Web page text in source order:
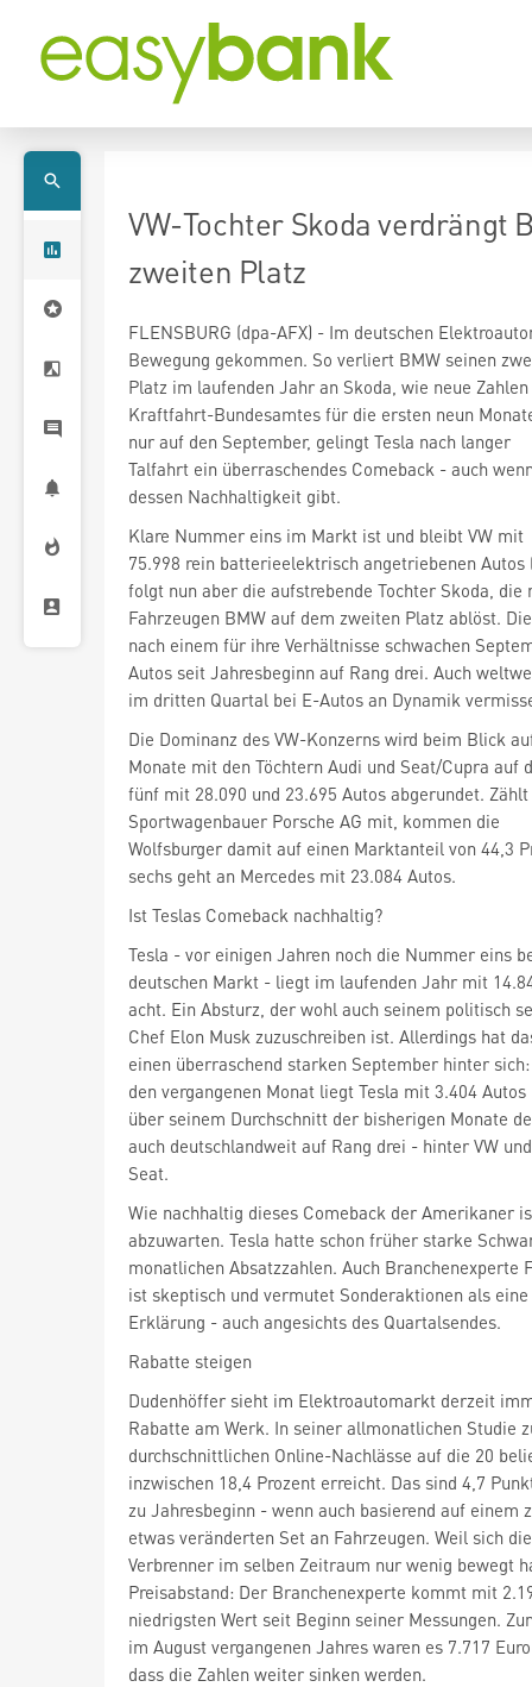
VW-Tochter Skoda verdrängt
zweiten Platz
FLENSBURG (dpa-AFX) - Im deutschen
Bewegung gekommen. So verliert BMW seinen
Platz im laufenden Jahr an Skoda, wie neue Zahlen
Kraftfahrt-Bundesamtes für die ersten neun
nur auf den September, gelingt Tesla nach langer
Talfahrt ein überraschendes Comeback - auch
dessen Nachhaltigkeit gibt.
Klare Nummer eins im Markt ist und bleibt VW mit
75.998 rein batterieelektrisch angetriebenen Autos
folgt nun aber die aufstrebende Tochter Skoda, die
Fahrzeugen BMW auf dem zweiten Platz ablöst.
nach einem für ihre Verhältnisse schwachen
Autos seit Jahresbeginn auf Rang drei. Auch
im dritten Quartal bei E-Autos an Dynamik
Die Dominanz des VW-Konzerns wird beim Blick
Monate mit den Töchtern Audi und Seat/Cupra auf
fünf mit 28.090 und 23.695 Autos abgerundet.
Sportwagenbauer Porsche AG mit, kommen die
Wolfsburger damit auf einen Marktanteil von 44,3
sechs geht an Mercedes mit 23.084 Autos.
Ist Teslas Comeback nachhaltig?
Tesla - vor einigen Jahren noch die Nummer eins
deutschen Markt - liegt im laufenden Jahr mit
acht. Ein Absturz, der wohl auch seinem politisch
Chef Elon Musk zuzuschreiben ist. Allerdings hat
einen überraschend starken September hinter
den vergangenen Monat liegt Tesla mit 3.404
über seinem Durchschnitt der bisherigen Monate
auch deutschlandweit auf Rang drei - hinter VW
Seat.
Wie nachhaltig dieses Comeback der Amerikaner
abzuwarten. Tesla hatte schon früher starke
monatlichen Absatzzahlen. Auch Branchenexperte
ist skeptisch und vermutet Sonderaktionen als
Erklärung - auch angesichts des Quartalsendes.
Rabatte steigen
Dudenhöffer sieht im Elektroautomarkt derzeit
Rabatte am Werk. In seiner allmonatlichen Studie
durchschnittlichen Online-Nachlässe auf die 20
inzwischen 18,4 Prozent erreicht. Das sind 4,7
zu Jahresbeginn - wenn auch basierend auf einem
etwas veränderten Set an Fahrzeugen. Weil sich
Verbrenner im selben Zeitraum nur wenig bewegt
Preisabstand: Der Branchenexperte kommt mit
niedrigsten Wert seit Beginn seiner Messungen.
im August vergangenen Jahres waren es 7.717
dass die Zahlen weiter sinken werden.